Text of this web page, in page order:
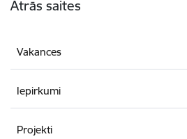
Ātrās saites
Vakances
Iepirkumi
Projekti